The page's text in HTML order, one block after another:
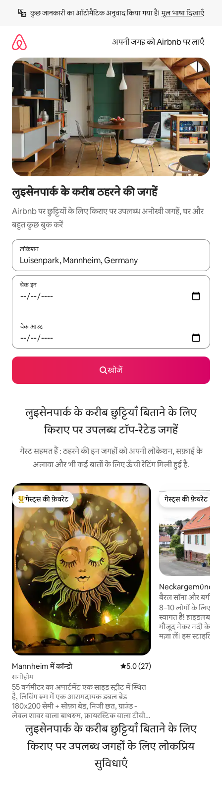
छोड़कर
कॉन्टेंट
कुछ जानकारी का ऑटोमैटिक अनुवाद किया गया है। मूल भाषा दिखाएँ
अपनी जगह को Airbnb पर लाएँ
लुइसेनपार्क के करीब ठहरने की जगहें
Airbnb पर छुट्टियों के लिए किराए पर उपलब्ध अनोखी जगहें, घर और
बहुत कुछ बुक करें
लोकेशन
नतीजों के उपलब्ध होने पर, अप और डाउन 'ऐरो की' का इस्तेमाल करके नेविगेट
चेक इन
चेक आउट
खोजें
लुइसेनपार्क के करीब छुट्टियाँ बिताने के लिए
किराए पर उपलब्ध टॉप-रेटेड जगहें
गेस्ट सहमत हैं : ठहरने की इन जगहों को अपनी लोकेशन, सफ़ाई के
अलावा और भी कई बातों के लिए ऊँची रेटिंग मिली हुई है.
गेस्ट्स का टॉप फ़ेवरेट
गेस्ट्स की फ़ेवरेट
Mannheim में कॉन्डो औसत रेटिंग 5 में से 5.0, 27 समीक्षाएँ
5.0 (27)
सनीहोम
55 वर्गमीटर का अपार्टमेंट एक साइड स्ट्रीट में स्थित
है, लिविंग रूम में एक आरामदायक डबल बेड
180x200 सेमी + सोफ़ा बेड, निजी छत, ग्राउंड -
लेवल शावर वाला बाथरूम, फ़ायरस्टिक वाला टीवी,
डिशवॉशर, नेस्प्रेसो मशीन, ड्रायर के साथ वॉशिंग
मशीन, होम ऑफ़िस की जगहें हैं। केंद्र में मौजूद ठहरने
की जगह, शहर के केंद्र से 5 मिनट की पैदल दूरी,
शॉपिंग, रेस्टोरेंट और ब्रेकफ़ास्ट कैफ़े। SAP Arena,
Nationaltheater, Rosengarten जैसे
गेस्ट्स की फ़ेवरेट
गेस्ट्स की फ़ेवरेट
Neckargemünd में
बैरल सॉना और बगीचे
8–10 लोगों के लिए
स्वागत है! हाइडलबर्ग
मौजूद नेकर नदी के
मज़ा लें। इस स्टाइलिश तरीके से रेनोवेट किए गए घर
लुइसेनपार्क के करीब छुट्टियाँ बिताने के लिए
किराए पर उपलब्ध जगहों के लिए लोकप्रिय
सुविधाएँ